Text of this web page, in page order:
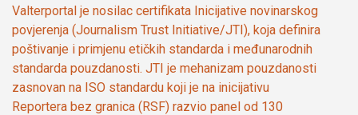
Valterportal je nosilac certifikata Inicijative novinarskog
povjerenja (Journalism Trust Initiative/JTI), koja definira
poštivanje i primjenu etičkih standarda i međunarodnih
standarda pouzdanosti. JTI je mehanizam pouzdanosti
zasnovan na ISO standardu koji je na inicijativu
Reportera bez granica (RSF) razvio panel od 130